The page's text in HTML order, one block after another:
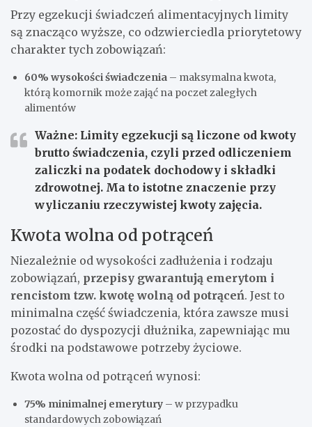
Przy egzekucji świadczeń alimentacyjnych limity
są znacząco wyższe, co odzwierciedla priorytetowy
charakter tych zobowiązań:
60% wysokości świadczenia – maksymalna kwota,
którą komornik może zająć na poczet zaległych
alimentów
Ważne: Limity egzekucji są liczone od kwoty
brutto świadczenia, czyli przed odliczeniem
zaliczki na podatek dochodowy i składki
zdrowotnej. Ma to istotne znaczenie przy
wyliczaniu rzeczywistej kwoty zajęcia.
Kwota wolna od potrąceń
Niezależnie od wysokości zadłużenia i rodzaju
zobowiązań, przepisy gwarantują emerytom i
rencistom tzw. kwotę wolną od potrąceń. Jest to
minimalna część świadczenia, która zawsze musi
pozostać do dyspozycji dłużnika, zapewniając mu
środki na podstawowe potrzeby życiowe.
Kwota wolna od potrąceń wynosi:
75% minimalnej emerytury – w przypadku
standardowych zobowiązań